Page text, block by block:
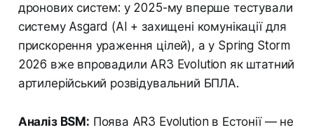
дронових систем: у 2025-му вперше тестували
систему Asgard (AI + захищені комунікації для
прискорення ураження цілей), а у Spring Storm
2026 вже впровадили AR3 Evolution як штатний
артилерійський розвідувальний БПЛА.
Аналіз BSM: Поява AR3 Evolution в Естонії — не